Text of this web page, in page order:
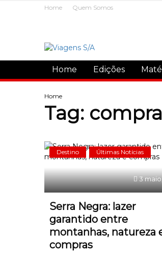
Home Quem Somos
Home Edições
Home
Tag:
Destino Últimas Notícias
3
Serra Negra: lazer
garantido entre
montanhas, natureza
compras